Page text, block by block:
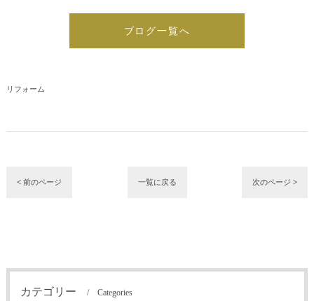
ブログ一覧へ
リフォーム
< 前のページ 一覧に戻る 次のページ >
カテゴリー Categories